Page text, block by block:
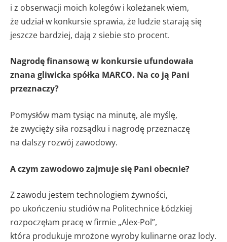
i z obserwacji moich kolegów i koleżanek wiem,
że udział w konkursie sprawia, że ludzie starają się
jeszcze bardziej, dają z siebie sto procent.
Nagrodę finansową w konkursie ufundowała
znana gliwicka spółka MARCO. Na co ją Pani
przeznaczy?
Pomysłów mam tysiąc na minutę, ale myślę,
że zwycięży siła rozsądku i nagrodę przeznaczę
na dalszy rozwój zawodowy.
A czym zawodowo zajmuje się Pani obecnie?
Z zawodu jestem technologiem żywności,
po ukończeniu studiów na Politechnice Łódzkiej
rozpoczęłam pracę w firmie „Alex-Pol”,
która produkuje mrożone wyroby kulinarne oraz lody.